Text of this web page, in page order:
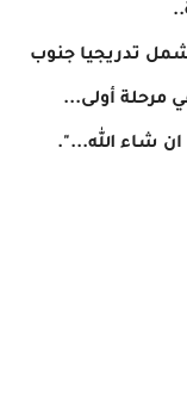
تدريجيا جنوب
مرحلة أولى...
شاء الله...".